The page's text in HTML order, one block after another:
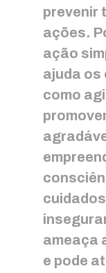
prevenir
ações.
ação
ajuda os
como
ameaça
e pode